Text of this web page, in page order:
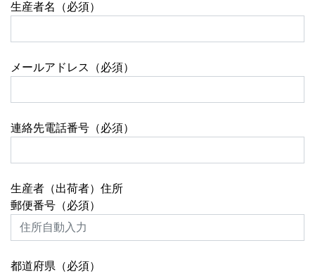
生産者名（必須）
メールアドレス（必須）
連絡先電話番号（必須）
生産者（出荷者）住所
郵便番号（必須）
都道府県（必須）